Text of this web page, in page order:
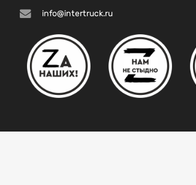
info@intertruck.ru